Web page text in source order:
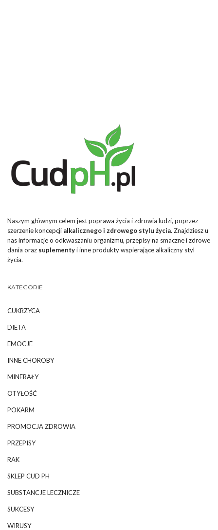
Naszym głównym celem jest poprawa życia i zdrowia ludzi, poprzez
szerzenie koncepcji alkalicznego i zdrowego stylu życia. Znajdziesz u
nas informacje o odkwaszaniu organizmu, przepisy na smaczne i zdrowe
dania oraz suplementyi inne produkty wspierające alkaliczny styl
życia.
KATEGORIE
CUKRZYCA
DIETA
EMOCJE
INNE CHOROBY
MINERAŁY
OTYŁOŚĆ
POKARM
PROMOCJA ZDROWIA
PRZEPISY
RAK
SKLEP CUD PH
SUBSTANCJE LECZNICZE
SUKCESY
WIRUSY